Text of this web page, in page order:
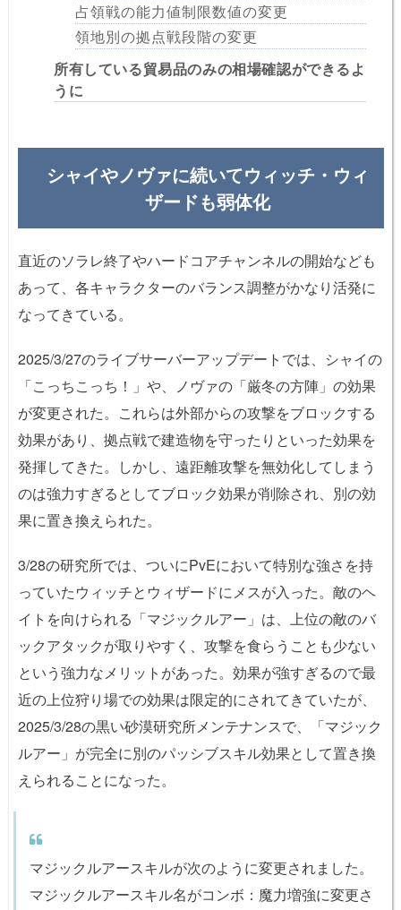
占領戦の能力値制限数値の変更
領地別の拠点戦段階の変更
所有している貿易品のみの相場確認ができるよ
うに
シャイやノヴァに続いてウィッチ・ウィ
ザードも弱体化
直近のソラレ終了やハードコアチャンネルの開始なども
あって、各キャラクターのバランス調整がかなり活発に
なってきている。
2025/3/27のライブサーバーアップデートでは、シャイの
「こっちこっち！」や、ノヴァの「厳冬の方陣」の効果
が変更された。これらは外部からの攻撃をブロックする
効果があり、拠点戦で建造物を守ったりといった効果を
発揮してきた。しかし、遠距離攻撃を無効化してしまう
のは強力すぎるとしてブロック効果が削除され、別の効
果に置き換えられた。
3/28の研究所では、ついにPvEにおいて特別な強さを持
っていたウィッチとウィザードにメスが入った。敵のヘ
イトを向けられる「マジックルアー」は、上位の敵のバ
ックアタックが取りやすく、攻撃を食らうことも少ない
という強力なメリットがあった。効果が強すぎるので最
近の上位狩り場での効果は限定的にされてきていたが、
2025/3/28の黒い砂漠研究所メンテナンスで、「マジック
ルアー」が完全に別のパッシブスキル効果として置き換
えられることになった。
マジックルアースキルが次のように変更されました。
マジックルアースキル名がコンボ：魔力増強に変更さ